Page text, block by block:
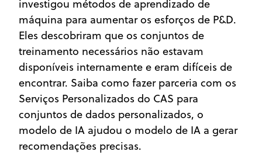
investigou métodos de aprendizado de
máquina para aumentar os esforços de P&D.
Eles descobriram que os conjuntos de
treinamento necessários não estavam
disponíveis internamente e eram difíceis de
encontrar. Saiba como fazer parceria com os
Serviços Personalizados do CAS para
conjuntos de dados personalizados, o
modelo de IA ajudou o modelo de IA a gerar
recomendações precisas.